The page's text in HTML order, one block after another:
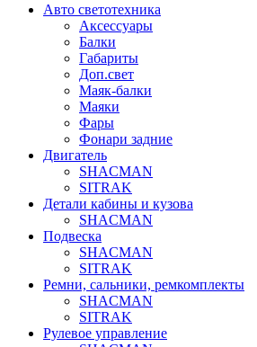
Авто светотехника
Аксессуары
Балки
Габариты
Доп.свет
Маяк-балки
Маяки
Фары
Фонари задние
Двигатель
SHACMAN
SITRAK
Детали кабины и кузова
SHACMAN
Подвеска
SHACMAN
SITRAK
Ремни, сальники, ремкомплекты
SHACMAN
SITRAK
Рулевое управление